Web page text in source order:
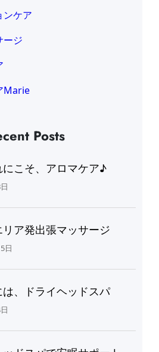
ンケア
ージ
Marie
Posts
にこそ、アロマケア♪
ア発出張マッサージ
日
、ドライヘッドスパ